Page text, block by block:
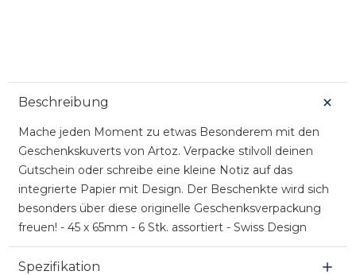
Beschreibung
Mache jeden Moment zu etwas Besonderem mit den
Geschenkskuverts von Artoz. Verpacke stilvoll deinen
Gutschein oder schreibe eine kleine Notiz auf das
integrierte Papier mit Design. Der Beschenkte wird sich
besonders über diese originelle Geschenksverpackung
freuen! - 45 x 65mm - 6 Stk. assortiert - Swiss Design
Spezifikation